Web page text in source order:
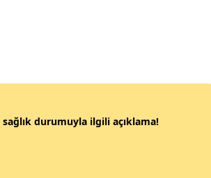
durumuyla ilgili açıklama!